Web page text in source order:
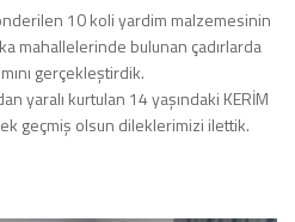
10 koli yardim malzemesinin
mahallelerinde bulunan çadırlarda
gerçekleştirdik.
yaralı kurtulan 14 yaşındaki KERİM
geçmiş olsun dileklerimizi ilettik.